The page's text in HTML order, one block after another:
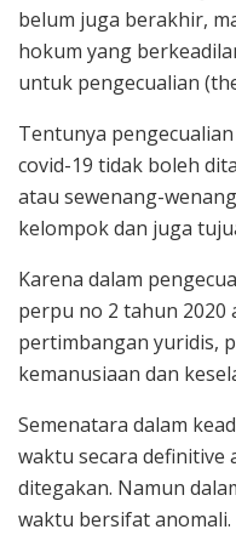
belum juga berakhir,
hokum yang
untuk pengecualian
Tentunya
covid-19 tidak boleh
atau sewenang-
kelompok dan juga
Karena dalam
perpu no 2 tahun 2020
pertimbangan yuridis,
kemanusiaan dan
Semenatara dalam
waktu secara definitive
ditegakan. Namun
waktu bersifat